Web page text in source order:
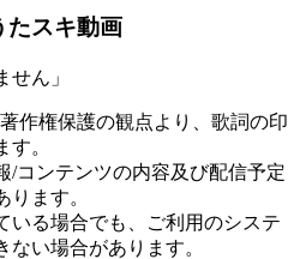
たスキ動画
せん」
作権保護の観点より、歌詞の印
。
/コンテンツの内容及び配信予定
ります。
いる場合でも、ご利用のシステ
ない場合があります。